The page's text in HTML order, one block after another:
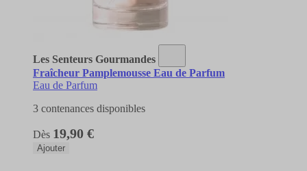
Les Senteurs Gourmandes
Fraîcheur Pamplemousse Eau de Parfum
Eau de Parfum
3 contenances disponibles
Dès 19,90 €
Ajouter